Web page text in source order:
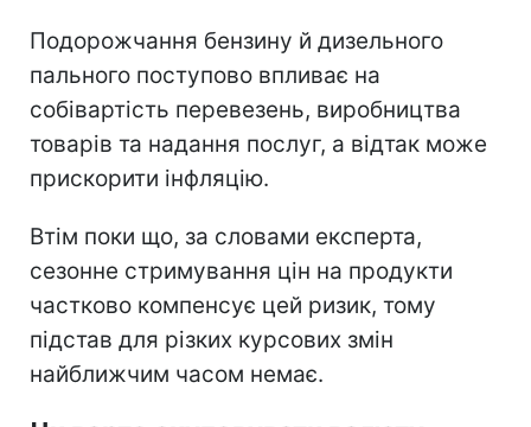
Подорожчання бензину й дизельного
пального поступово впливає на
собівартість перевезень, виробництва
товарів та надання послуг, а відтак може
прискорити інфляцію.
Втім поки що, за словами експерта,
сезонне стримування цін на продукти
частково компенсує цей ризик, тому
підстав для різких курсових змін
найближчим часом немає.